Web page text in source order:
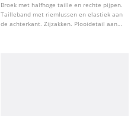
Broek met halfhoge taille en rechte pijpen.
Tailleband met riemlussen en elastiek aan
de achterkant. Zijzakken. Plooidetail aan